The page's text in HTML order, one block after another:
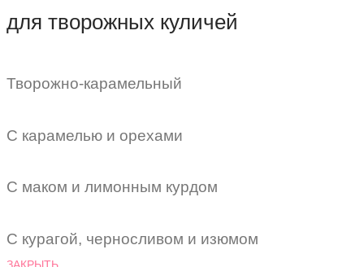
для творожных куличей
Творожно-карамельный
С карамелью и орехами
С маком и лимонным курдом
С курагой, черносливом и изюмом